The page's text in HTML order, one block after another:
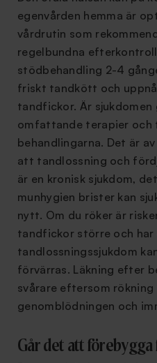
egenvården hemma är
vårdrutin som
regelbundna
stödbehandling 2-4
friskt tandkött och
tandfickor. Är sjukdomen
omfattande terapier och
behandlingarna. Det är
att tandlossning och
är en kronisk sjukdom,
munhygien brister kan
nytt. Om du röker är
tandfickor större och har
tandlossningssjukdom
förvärras. Läkning efter
svårare eftersom
genomblödningen och
Går det att förebygga